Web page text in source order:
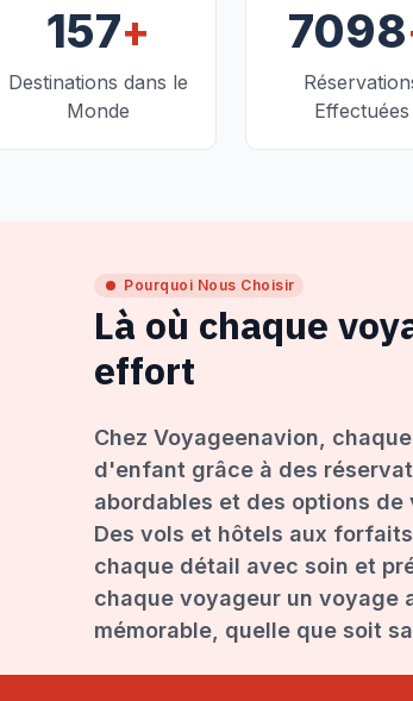
157+
Destinations dans le
Monde
7098
Effectuées
Pourquoi Nous Choisir
Là où chaque
effort
Chez Voyageenavion,
d'enfant grâce à des
abordables et des options de
Des vols et hôtels aux
chaque détail avec soin et
chaque voyageur un voyage
mémorable, quelle que soit